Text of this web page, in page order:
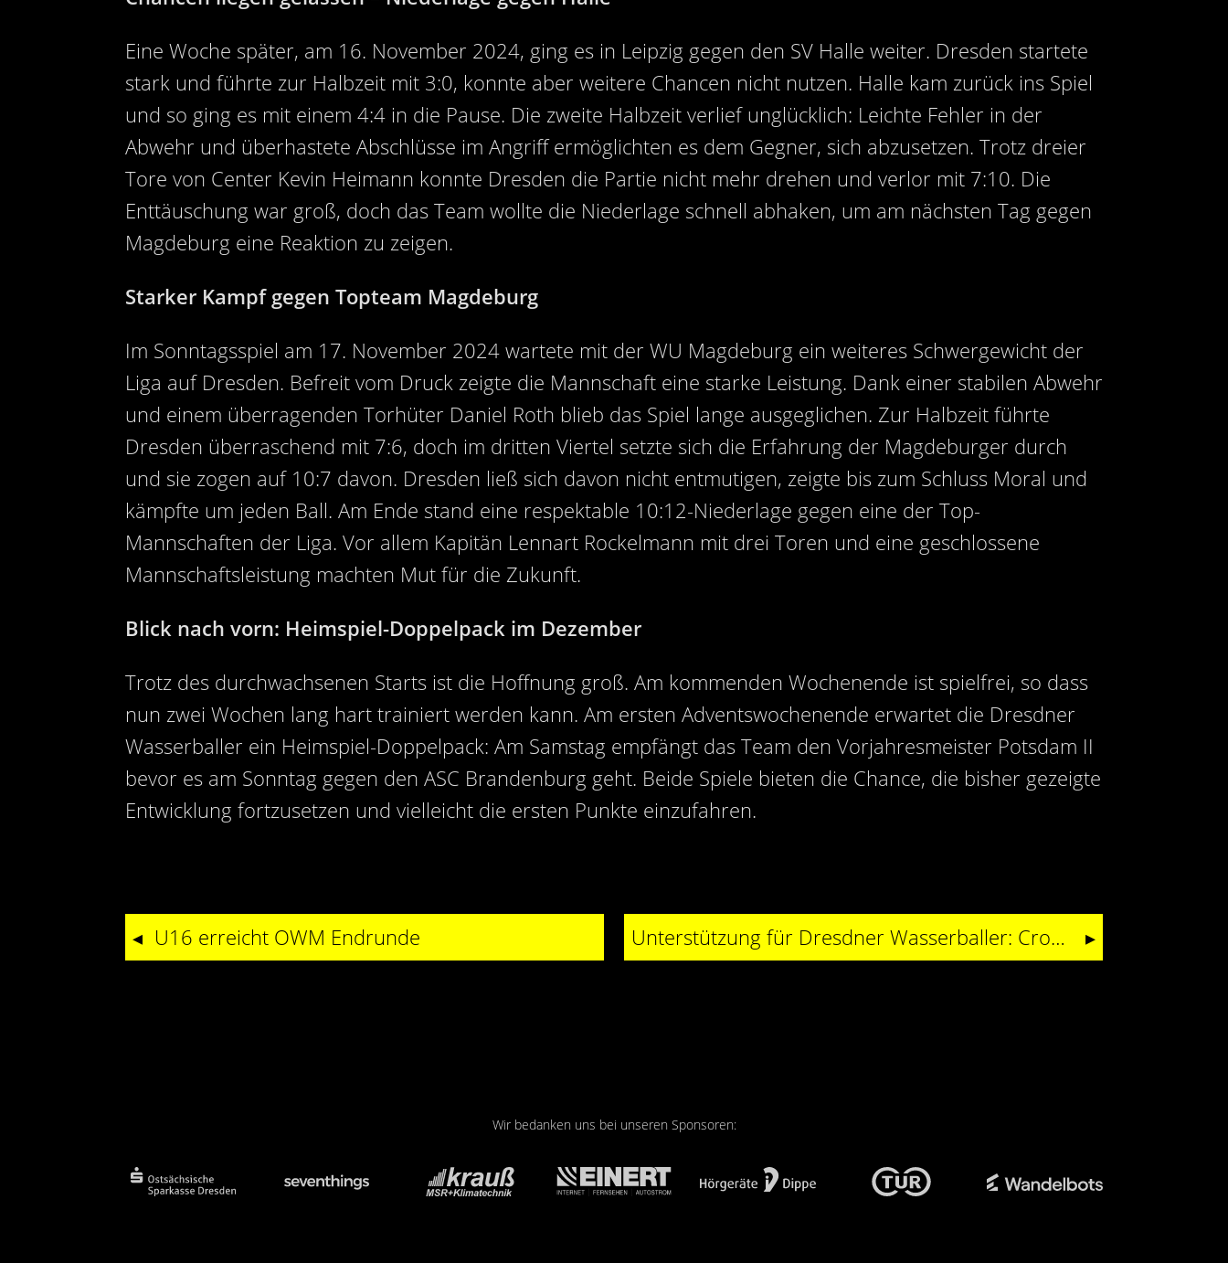
Eine Woche später, am 16. November 2024, ging es in Leipzig gegen den SV Halle weiter. Dresden startete
stark und führte zur Halbzeit mit 3:0, konnte aber weitere Chancen nicht nutzen. Halle kam zurück ins Spiel
und so ging es mit einem 4:4 in die Pause. Die zweite Halbzeit verlief unglücklich: Leichte Fehler in der
Abwehr und überhastete Abschlüsse im Angriff ermöglichten es dem Gegner, sich abzusetzen. Trotz dreier
Tore von Center Kevin Heimann konnte Dresden die Partie nicht mehr drehen und verlor mit 7:10. Die
Enttäuschung war groß, doch das Team wollte die Niederlage schnell abhaken, um am nächsten Tag gegen
Magdeburg eine Reaktion zu zeigen.
Starker Kampf gegen Topteam Magdeburg
Im Sonntagsspiel am 17. November 2024 wartete mit der WU Magdeburg ein weiteres Schwergewicht der
Liga auf Dresden. Befreit vom Druck zeigte die Mannschaft eine starke Leistung. Dank einer stabilen Abwehr
und einem überragenden Torhüter Daniel Roth blieb das Spiel lange ausgeglichen. Zur Halbzeit führte
Dresden überraschend mit 7:6, doch im dritten Viertel setzte sich die Erfahrung der Magdeburger durch
und sie zogen auf 10:7 davon. Dresden ließ sich davon nicht entmutigen, zeigte bis zum Schluss Moral und
kämpfte um jeden Ball. Am Ende stand eine respektable 10:12-Niederlage gegen eine der Top-
Mannschaften der Liga. Vor allem Kapitän Lennart Rockelmann mit drei Toren und eine geschlossene
Mannschaftsleistung machten Mut für die Zukunft.
Blick nach vorn: Heimspiel-Doppelpack im Dezember
Trotz des durchwachsenen Starts ist die Hoffnung groß. Am kommenden Wochenende ist spielfrei, so dass
nun zwei Wochen lang hart trainiert werden kann. Am ersten Adventswochenende erwartet die Dresdner
Wasserballer ein Heimspiel-Doppelpack: Am Samstag empfängt das Team den Vorjahresmeister Potsdam II
bevor es am Sonntag gegen den ASC Brandenburg geht. Beide Spiele bieten die Chance, die bisher gezeigte
Entwicklung fortzusetzen und vielleicht die ersten Punkte einzufahren.
U16 erreicht OWM Endrunde Unterstützung für Dresdner Wasserballer: Crowdfunding-Aktion gestartet
Wir bedanken uns bei unseren Sponsoren: